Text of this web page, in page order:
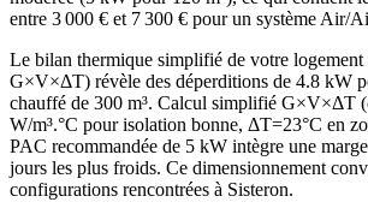
entre 3 000 € et 7 300 € pour un système Air/
Le bilan thermique simplifié de votre logement
G×V×ΔT) révèle des déperditions de 4.8 kW
chauffé de 300 m³. Calcul simplifié G×V×ΔT
W/m³.°C pour isolation bonne, ΔT=23°C en
PAC recommandée de 5 kW intègre une
jours les plus froids. Ce dimensionnement
configurations rencontrées à Sisteron.